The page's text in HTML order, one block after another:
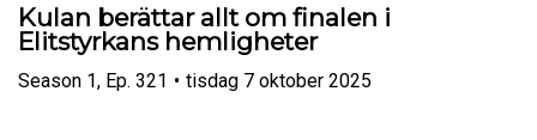
Kulan berättar allt om finalen i
Elitstyrkans hemligheter
Season 1, Ep. 321 • tisdag 7 oktober 2025